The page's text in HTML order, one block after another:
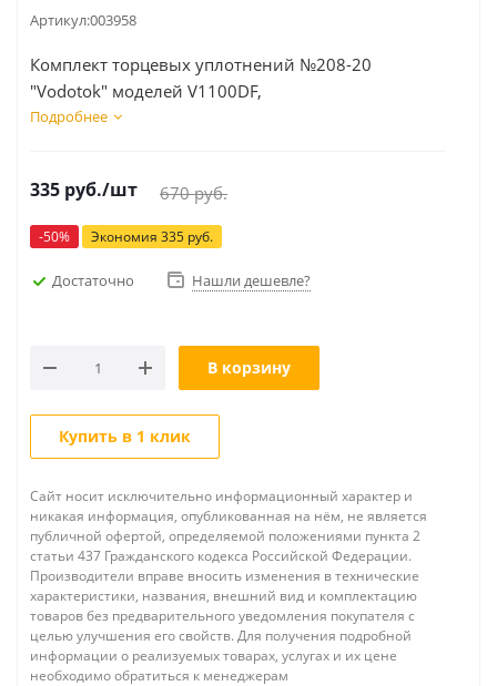
Артикул:003958
Комплект торцевых уплотнений №208-20
"Vodotok" моделей V1100DF,
V1300DF, V1500DF, WQ1500DF, WQ1800DF
Подробнее
335 руб./шт 670руб.
-50% Экономия 335 руб.
Достаточно Нашли дешевле?
В корзину
Купить в 1 клик
Сайт носит исключительно информационный характер и
никакая информация, опубликованная на нём, не является
публичной офертой, определяемой положениями пункта 2
статьи 437 Гражданского кодекса Российской Федерации.
Производители вправе вносить изменения в технические
характеристики, названия, внешний вид и комплектацию
товаров без предварительного уведомления покупателя с
целью улучшения его свойств. Для получения подробной
информации о реализуемых товарах, услугах и их цене
необходимо обратиться к менеджерам